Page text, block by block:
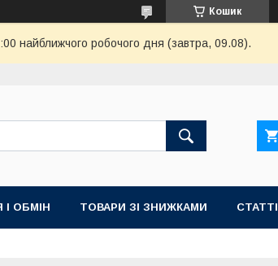
Кошик
найближчого робочого дня (завтра, 09.08).
ОБМІН ТОВАРИ ЗІ ЗНИЖКАМИ СТАТТІ